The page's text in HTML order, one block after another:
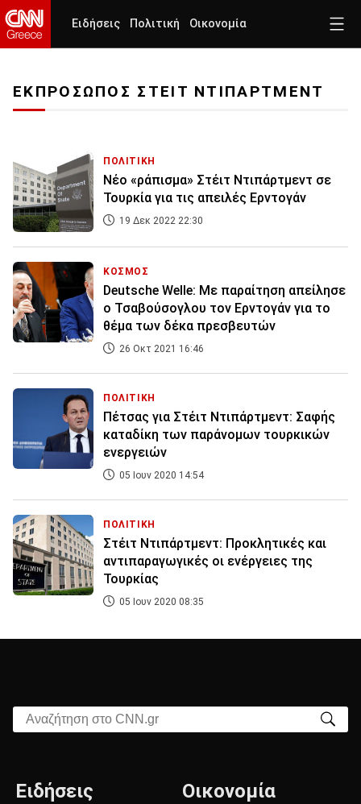
Ειδήσεις Πολιτική Οικονομία
ΕΚΠΡΟΣΩΠΟΣ ΣΤΕΙΤ ΝΤΙΠΑΡΤΜΕΝΤ
ΠΟΛΙΤΙΚΗ
Νέο «ράπισμα» Στέιτ Ντιπάρτμεντ σε
Τουρκία για τις απειλές Ερντογάν
19 Δεκ 2022 22:30
ΚΟΣΜΟΣ
Deutsche Welle: Με παραίτηση απείλησε
ο Τσαβούσογλου τον Ερντογάν για το
θέμα των δέκα πρεσβευτών
26 Οκτ 2021 16:46
ΠΟΛΙΤΙΚΗ
Πέτσας για Στέιτ Ντιπάρτμεντ: Σαφής
καταδίκη των παράνομων τουρκικών
ενεργειών
05 Ιουν 2020 14:54
ΠΟΛΙΤΙΚΗ
Στέιτ Ντιπάρτμεντ: Προκλητικές και
αντιπαραγωγικές οι ενέργειες της
Τουρκίας
05 Ιουν 2020 08:35
Αναζήτηση στο CNN.gr
Ειδήσεις Οικονομία